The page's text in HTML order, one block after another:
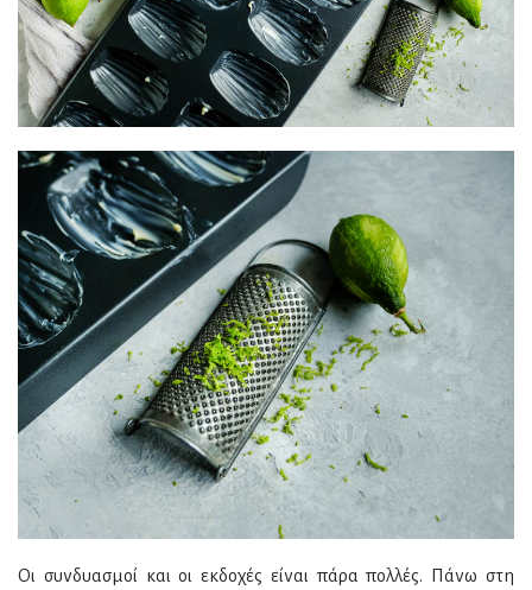
Οι συνδυασμοί και οι εκδοχές είναι πάρα πολλές. Πάνω στη